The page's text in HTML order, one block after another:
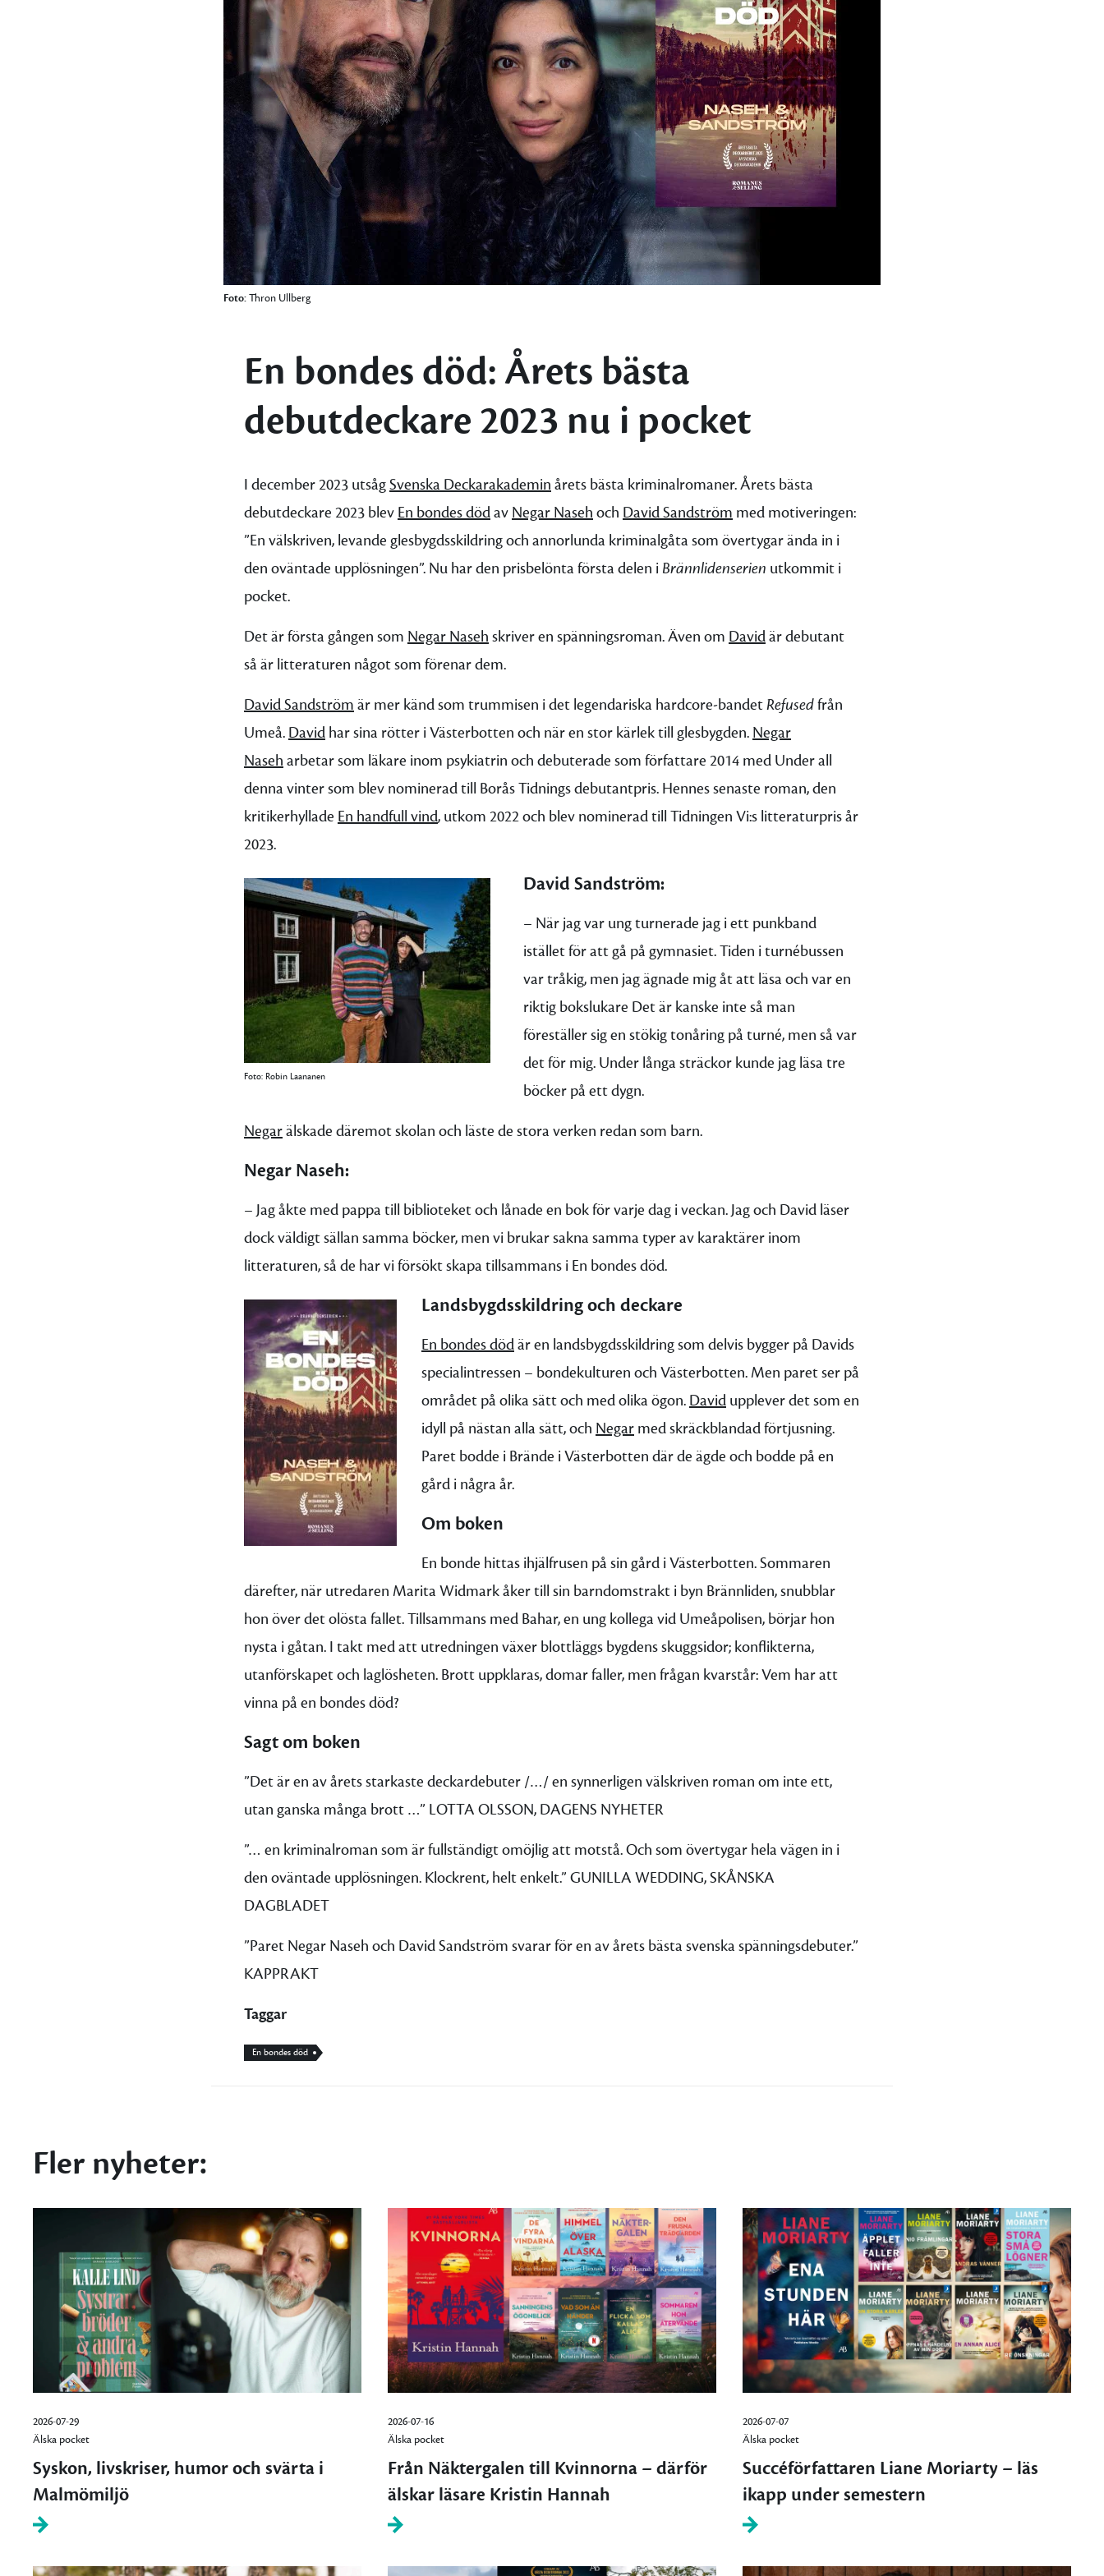
Foto:Thron Ullberg
En bondes död: Årets bästa
debutdeckare 2023 nu i pocket
I december 2023 utsågSvenska Deckarakademin årets bästa kriminalromaner. Årets bästa
debutdeckare 2023 blev En bondes dödav Negar Naseh och David Sandström med motiveringen:
”En välskriven, levande glesbygdsskildring och annorlunda kriminalgåta som övertygar ända in i
den oväntade upplösningen”. Nu har den prisbelönta första delen i Brännlidenserien utkommit i
pocket.
Det är första gången som Negar Naseh skriver en spänningsroman. Även om Davidär debutant
så är litteraturen något som förenar dem.
David Sandström är mer känd som trummisen i det legendariska hardcore-bandetRefusedfrån
Umeå. David har sina rötter i Västerbotten och när en stor kärlek till glesbygden. Negar
Naseh arbetar som läkare inom psykiatrin och debuterade som författare 2014 med Under all
denna vinter som blev nominerad till Borås Tidnings debutantpris. Hennes senaste roman, den
kritikerhyllade En handfull vind, utkom 2022 och blev nominerad till Tidningen Vi:s litteraturpris år
2023.
Foto: Robin Laananen
David Sandström:
– När jag var ung turnerade jag i ett punkband
istället för att gå på gymnasiet. Tiden i turnébussen
var tråkig, men jag ägnade mig åt att läsa och var en
riktig bokslukare Det är kanske inte så man
föreställer sig en stökig tonåring på turné, men så var
det för mig. Under långa sträckor kunde jag läsa tre
böcker på ett dygn.
Negarälskade däremot skolan och läste de stora verken redan som barn.
Negar Naseh:
– Jag åkte med pappa till biblioteket och lånade en bok för varje dag i veckan. Jag och David läser
dock väldigt sällan samma böcker, men vi brukar sakna samma typer av karaktärer inom
litteraturen, så de har vi försökt skapa tillsammans i En bondes död.
Landsbygdsskildring och deckare
En bondes dödär en landsbygdsskildring som delvis bygger på Davids
specialintressen – bondekulturen och Västerbotten. Men paret ser på
området på olika sätt och med olika ögon. David upplever det som en
idyll på nästan alla sätt, och Negar med skräckblandad förtjusning.
Paret bodde i Brände i Västerbotten där de ägde och bodde på en
gård i några år.
Om boken
En bonde hittas ihjälfrusen på sin gård i Västerbotten. Sommaren
därefter, när utredaren Marita Widmark åker till sin barndomstrakt i byn Brännliden, snubblar
hon över det olösta fallet. Tillsammans med Bahar, en ung kollega vid Umeåpolisen, börjar hon
nysta i gåtan. I takt med att utredningen växer blottläggs bygdens skuggsidor; konflikterna,
utanförskapet och laglösheten. Brott uppklaras, domar faller, men frågan kvarstår: Vem har att
vinna på en bondes död?
Sagt om boken
”Det är en av årets starkaste deckardebuter /…/ en synnerligen välskriven roman om inte ett,
utan ganska många brott …” LOTTA OLSSON, DAGENS NYHETER
”… en kriminalroman som är fullständigt omöjlig att motstå. Och som övertygar hela vägen in i
den oväntade upplösningen. Klockrent, helt enkelt.” GUNILLA WEDDING, SKÅNSKA
DAGBLADET
”Paret Negar Naseh och David Sandström svarar för en av årets bästa svenska spänningsdebuter.”
KAPPRAKT
Taggar
En bondes död
Fler nyheter:
2026-07-29
Älska pocket
Syskon, livskriser, humor och svärta i
Malmömiljö
2026-07-16
Älska pocket
Från Näktergalen till Kvinnorna – därför
älskar läsare Kristin Hannah
2026-07-07
Älska pocket
Succéförfattaren Liane Moriarty – läs
ikapp under semestern